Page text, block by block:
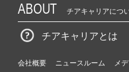
ABOUT チアキャリアにつ
チアキャリアとは
会社概要 ニュースルーム
メ